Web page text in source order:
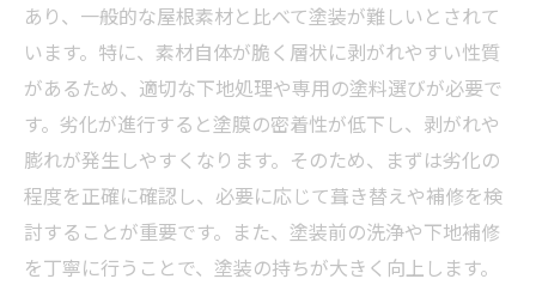
あり、一般的な屋根素材と比べて塗装が難しいとされて
います。特に、素材自体が脆く層状に剥がれやすい性質
があるため、適切な下地処理や専用の塗料選びが必要で
す。劣化が進行すると塗膜の密着性が低下し、剥がれや
膨れが発生しやすくなります。そのため、まずは劣化の
程度を正確に確認し、必要に応じて葺き替えや補修を検
討することが重要です。また、塗装前の洗浄や下地補修
を丁寧に行うことで、塗装の持ちが大きく向上します。